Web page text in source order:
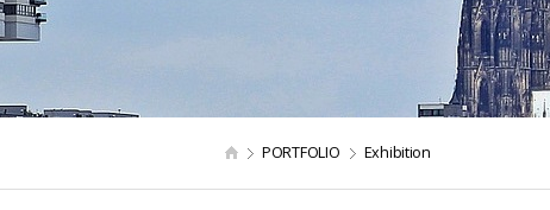
PORTFOLIO Exhibition